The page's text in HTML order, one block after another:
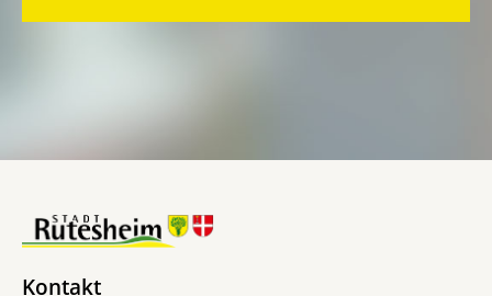
Kontakt